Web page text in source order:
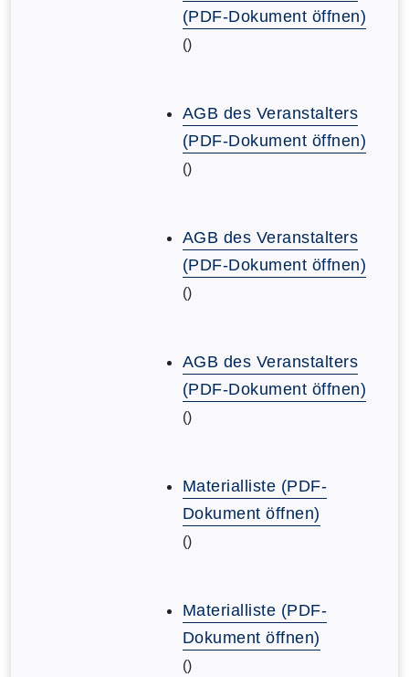
(PDF-Dokument öffnen)
()
AGB des Veranstalters
(PDF-Dokument öffnen)
()
AGB des Veranstalters
(PDF-Dokument öffnen)
()
AGB des Veranstalters
(PDF-Dokument öffnen)
()
Materialliste (PDF-
Dokument öffnen)
()
Materialliste (PDF-
Dokument öffnen)
()